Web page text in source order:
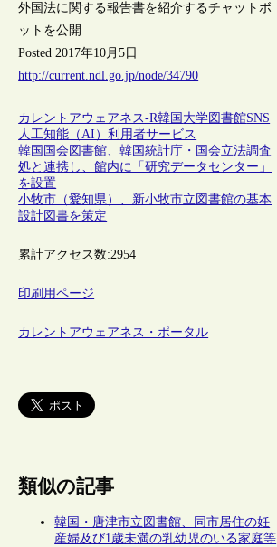
外国法に関する報告書を紹介するチャットボ
ットを公開
Posted 2017年10月5日
http://current.ndl.go.jp/node/34790
カレントアウェアネス-R韓国 大学図書館SNS
人工知能（AI）利用者サービス
韓国国会図書館、韓国統計庁・国会立法調査
処と連携し、館内に「研究データセンター」
を設置
小牧市（愛知県）、新小牧市立図書館の基本
設計図書を策定
累計アクセス数:2954
印刷用ページ
カレントアウェアネス・ポータル
類似の記事
韓国・唐津市立図書館、同市居住の妊
産婦及び1歳未満の乳幼児のいる家庭等